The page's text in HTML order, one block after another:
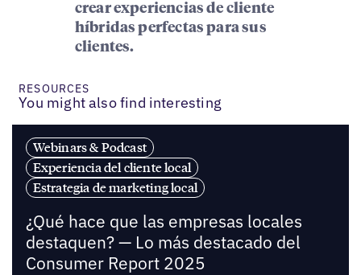
crear experiencias de cliente
híbridas perfectas para sus
clientes.
RESOURCES
You might also find interesting
Webinars & Podcast
Experiencia del cliente local
Estrategia de marketing local
¿Qué hace que las empresas locales
destaquen? — Lo más destacado del
Consumer Report 2025